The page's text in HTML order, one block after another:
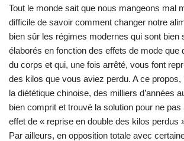
Tout le monde sait que nous mangeons mal
difficile de savoir comment changer notre
bien sûr les régimes modernes qui sont bien
élaborés en fonction des effets de mode que
du corps et qui, une fois arrêté, vous font
des kilos que vous aviez perdu. A ce
la diététique chinoise, des milliers d’années
bien comprit et trouvé la solution pour ne
effet de « reprise en double des kilos perdus
Par ailleurs, en opposition totale avec